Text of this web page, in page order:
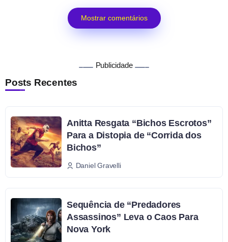
Mostrar comentários
Publicidade
Posts Recentes
Anitta Resgata “Bichos Escrotos”
Para a Distopia de “Corrida dos
Bichos”
Daniel Gravelli
Sequência de “Predadores
Assassinos” Leva o Caos Para
Nova York